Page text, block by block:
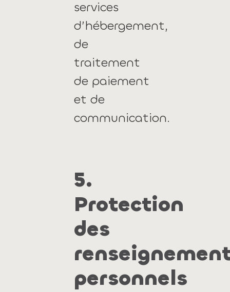
services
d’hébergement,
de
traitement
de paiement
et de
communication.
5.
Protection
des
personnels